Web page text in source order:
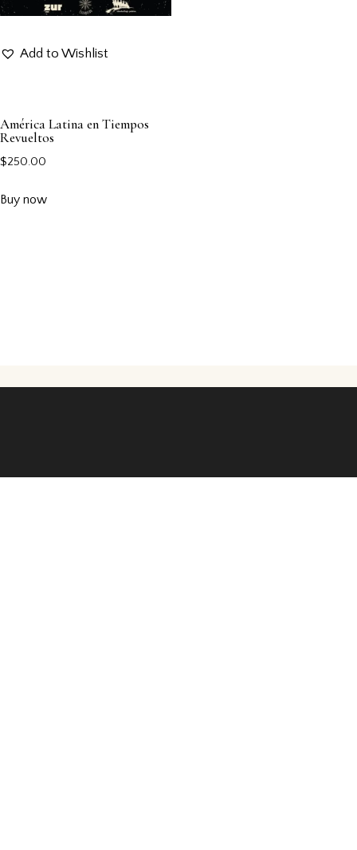
Add to Wishlist
América Latina en Tiempos
Revueltos
$250.00
Buy now